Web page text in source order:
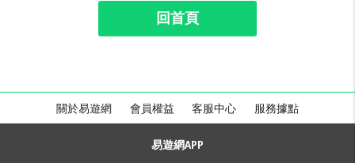
回首頁
關於易遊網 會員權益 客服中心 服務據點
易遊網APP